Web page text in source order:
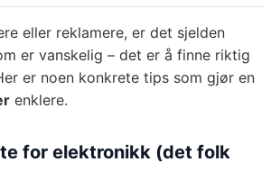
eller reklamere, er det sjelden
er vanskelig – det er å finne riktig
er noen konkrete tips som gjør en
enklere.
for elektronikk (det folk